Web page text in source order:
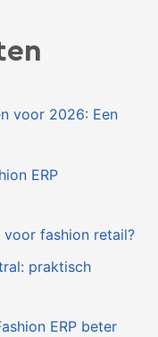
voor 2026: Een
ERP
voor fashion retail?
praktisch
ERP beter